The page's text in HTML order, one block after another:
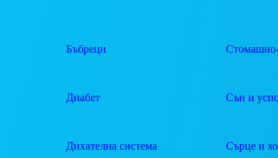
Бъбреци
Диабет
Дихателна система
Сън и
Сърце и